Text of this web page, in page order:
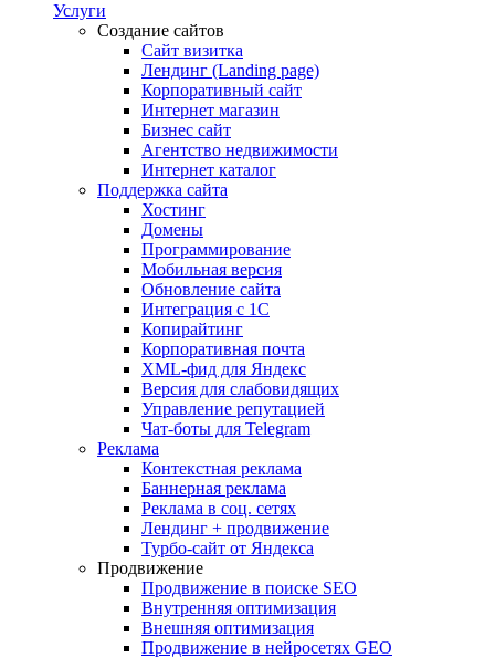
Услуги
Создание сайтов
Сайт визитка
Лендинг (Landing page)
Корпоративный сайт
Интернет магазин
Бизнес сайт
Агентство недвижимости
Интернет каталог
Поддержка сайта
Хостинг
Домены
Программирование
Мобильная версия
Обновление сайта
Интеграция с 1С
Копирайтинг
Корпоративная почта
XML-фид для Яндекс
Версия для слабовидящих
Управление репутацией
Чат-боты для Telegram
Реклама
Контекстная реклама
Баннерная реклама
Реклама в соц. сетях
Лендинг + продвижение
Турбо-сайт от Яндекса
Продвижение
Продвижение в поиске SEO
Внутренняя оптимизация
Внешняя оптимизация
Продвижение в нейросетях GEO